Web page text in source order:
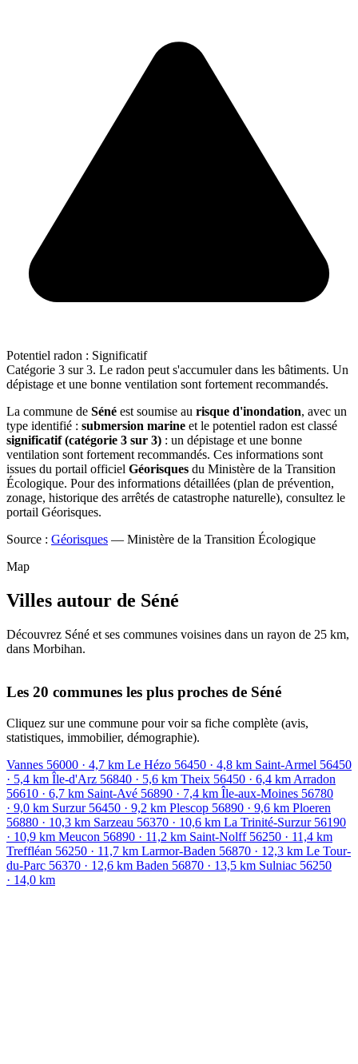
Potentiel radon : Significatif
Catégorie 3 sur 3. Le radon peut s'accumuler dans les bâtiments. Un
dépistage et une bonne ventilation sont fortement recommandés.
La commune de Séné est soumise au risque d'inondation, avec un
type identifié : submersion marine et le potentiel radon est classé
significatif (catégorie 3 sur 3) : un dépistage et une bonne
ventilation sont fortement recommandés. Ces informations sont
issues du portail officiel Géorisques du Ministère de la Transition
Écologique. Pour des informations détaillées (plan de prévention,
zonage, historique des arrêtés de catastrophe naturelle), consultez le
portail Géorisques.
Source : Géorisques — Ministère de la Transition Écologique
Map
Villes autour de Séné
Découvrez Séné et ses communes voisines dans un rayon de 25 km,
dans Morbihan.
+
Les 20 communes les plus proches de Séné
Cliquez sur une commune pour voir sa fiche complète (avis,
statistiques, immobilier, démographie).
Vannes 56000 · 4,7 km Le Hézo 56450 · 4,8 km Saint-Armel 56450
· 5,4 km Île-d'Arz 56840 · 5,6 km Theix 56450 · 6,4 km Arradon
56610 · 6,7 km Saint-Avé 56890 · 7,4 km Île-aux-Moines 56780
· 9,0 km Surzur 56450 · 9,2 km Plescop 56890 · 9,6 km Ploeren
56880 · 10,3 km Sarzeau 56370 · 10,6 km La Trinité-Surzur 56190
· 10,9 km Meucon 56890 · 11,2 km Saint-Nolff 56250 · 11,4 km
Treffléan 56250 · 11,7 km Larmor-Baden 56870 · 12,3 km Le Tour-
du-Parc 56370 · 12,6 km Baden 56870 · 13,5 km Sulniac 56250
· 14,0 km